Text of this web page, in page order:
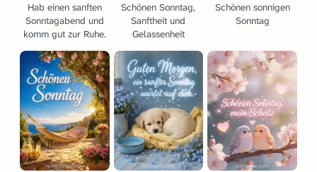
Hab einen sanften
Sonntagabend und
komm gut zur Ruhe.
Schönen Sonntag,
Sanftheit und
Gelassenheit
Schönen sonnigen
Sonntag